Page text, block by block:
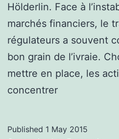
Hölderlin. Face à
marchés financiers, le
régulateurs a souvent
bon grain de l’ivraie.
mettre en place, les
concentrer
Published 1 May 2015